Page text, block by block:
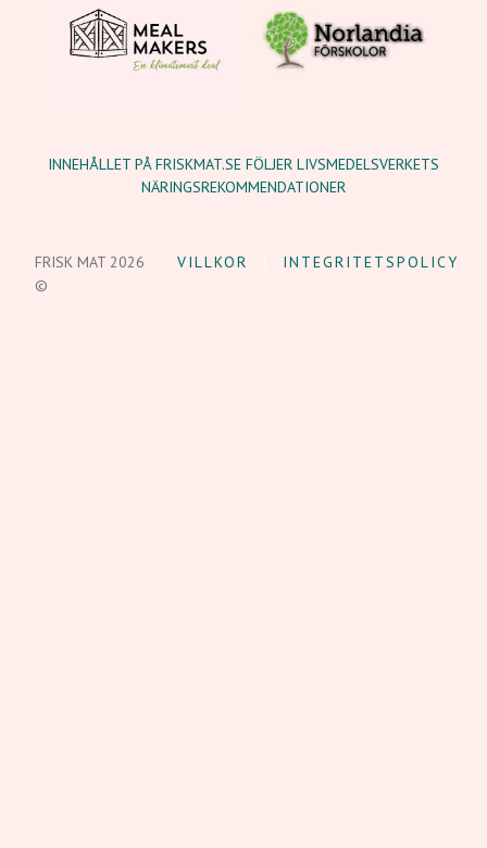
INNEHÅLLET PÅ FRISKMAT.SE FÖLJER LIVSMEDELSVERKETS
NÄRINGSREKOMMENDATIONER
FRISK MAT 2026
©
VILLKOR INTEGRITETSPOLICY